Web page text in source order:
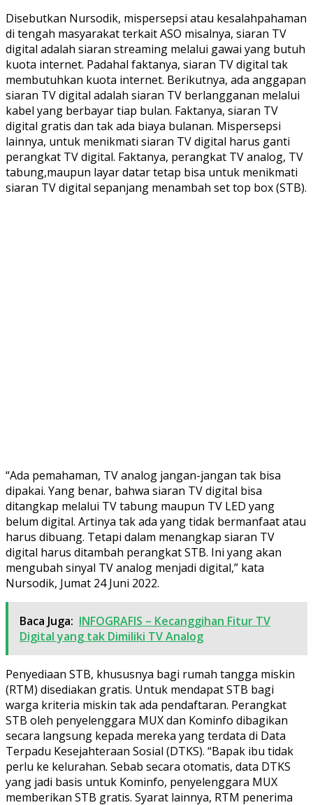
Disebutkan Nursodik, mispersepsi atau kesalahpahaman
di tengah masyarakat terkait ASO misalnya, siaran TV
digital adalah siaran streaming melalui gawai yang butuh
kuota internet. Padahal faktanya, siaran TV digital tak
membutuhkan kuota internet. Berikutnya, ada anggapan
siaran TV digital adalah siaran TV berlangganan melalui
kabel yang berbayar tiap bulan. Faktanya, siaran TV
digital gratis dan tak ada biaya bulanan. Mispersepsi
lainnya, untuk menikmati siaran TV digital harus ganti
perangkat TV digital. Faktanya, perangkat TV analog, TV
tabung,maupun layar datar tetap bisa untuk menikmati
siaran TV digital sepanjang menambah set top box (STB).
“Ada pemahaman, TV analog jangan-jangan tak bisa
dipakai. Yang benar, bahwa siaran TV digital bisa
ditangkap melalui TV tabung maupun TV LED yang
belum digital. Artinya tak ada yang tidak bermanfaat atau
harus dibuang. Tetapi dalam menangkap siaran TV
digital harus ditambah perangkat STB. Ini yang akan
mengubah sinyal TV analog menjadi digital,” kata
Nursodik, Jumat 24 Juni 2022.
Baca Juga: INFOGRAFIS – Kecanggihan Fitur TV
Digital yang tak Dimiliki TV Analog
Penyediaan STB, khususnya bagi rumah tangga miskin
(RTM) disediakan gratis. Untuk mendapat STB bagi
warga kriteria miskin tak ada pendaftaran. Perangkat
STB oleh penyelenggara MUX dan Kominfo dibagikan
secara langsung kepada mereka yang terdata di Data
Terpadu Kesejahteraan Sosial (DTKS). “Bapak ibu tidak
perlu ke kelurahan. Sebab secara otomatis, data DTKS
yang jadi basis untuk Kominfo, penyelenggara MUX
memberikan STB gratis. Syarat lainnya, RTM penerima